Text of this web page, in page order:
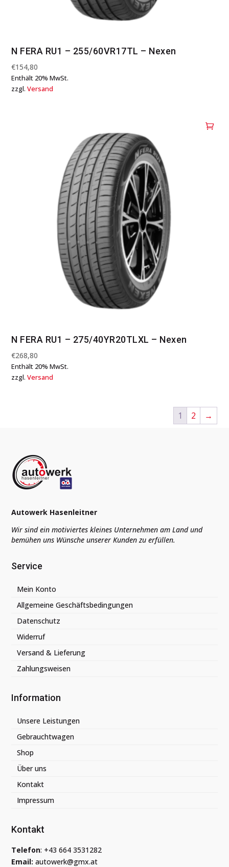
N FERA RU1 – 255/60VR17TL – Nexen
€154,80
Enthält 20% MwSt.
zzgl.Versand
N FERA RU1 – 275/40YR20TLXL – Nexen
€268,80
Enthält 20% MwSt.
zzgl.Versand
1 2 →
Autowerk Hasenleitner
Wir sind ein motiviertes kleines Unternehmen am Land und
bemühen uns Wünsche unserer Kunden zu erfüllen.
Service
Mein Konto
Allgemeine Geschäftsbedingungen
Datenschutz
Widerruf
Versand & Lieferung
Zahlungsweisen
Information
Unsere Leistungen
Gebrauchtwagen
Shop
Über uns
Kontakt
Impressum
Kontakt
Telefon: +43 664 3531282
Email: autowerk@gmx.at